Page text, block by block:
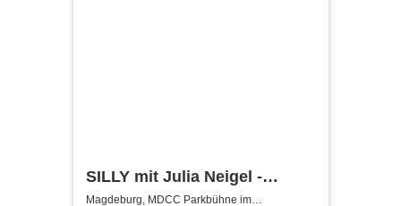
SILLY mit Julia Neigel -
elektroAKUSTIK
Magdeburg, MDCC Parkbühne im